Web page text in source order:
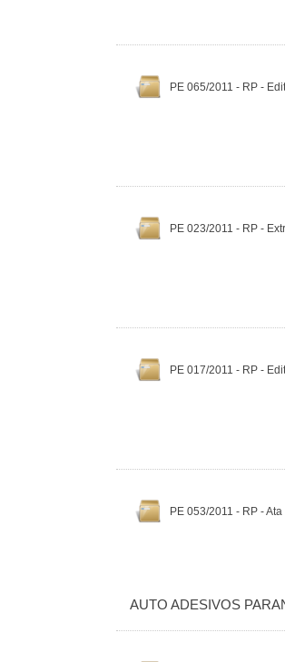
PE 065/2011 - RP -
PE 023/2011 - RP -
PE 017/2011 - RP -
PE 053/2011 - RP -
AUTO ADESIVOS